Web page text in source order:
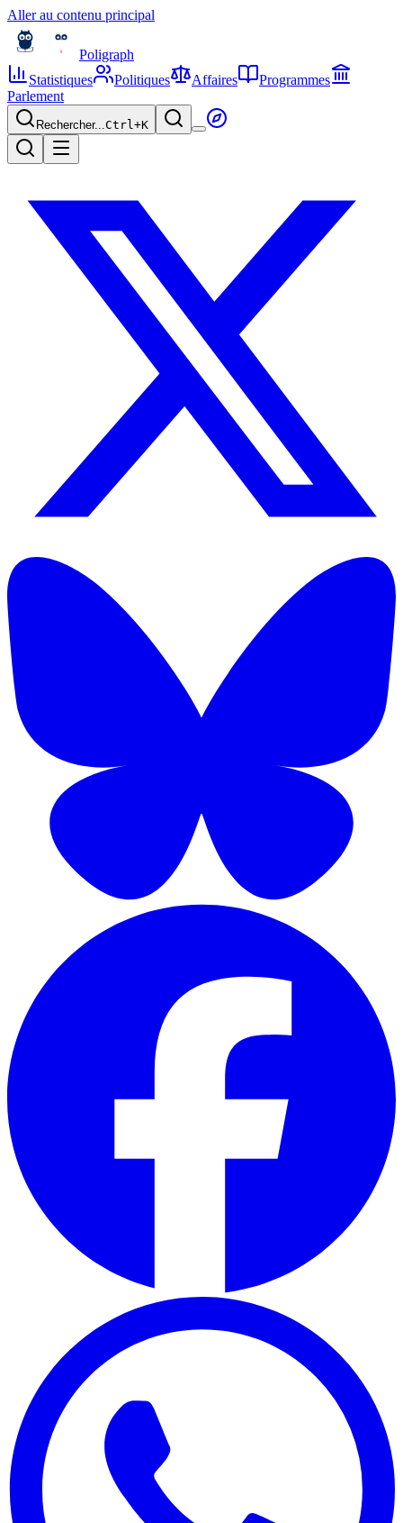
Aller au contenu principal
Poligraph
Statistiques
Politiques Affaires
Programmes
Parlement
Rechercher...Ctrl+K